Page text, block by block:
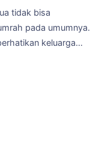
tidak bisa
pada umumnya.
keluarga
legalitas yang jelas